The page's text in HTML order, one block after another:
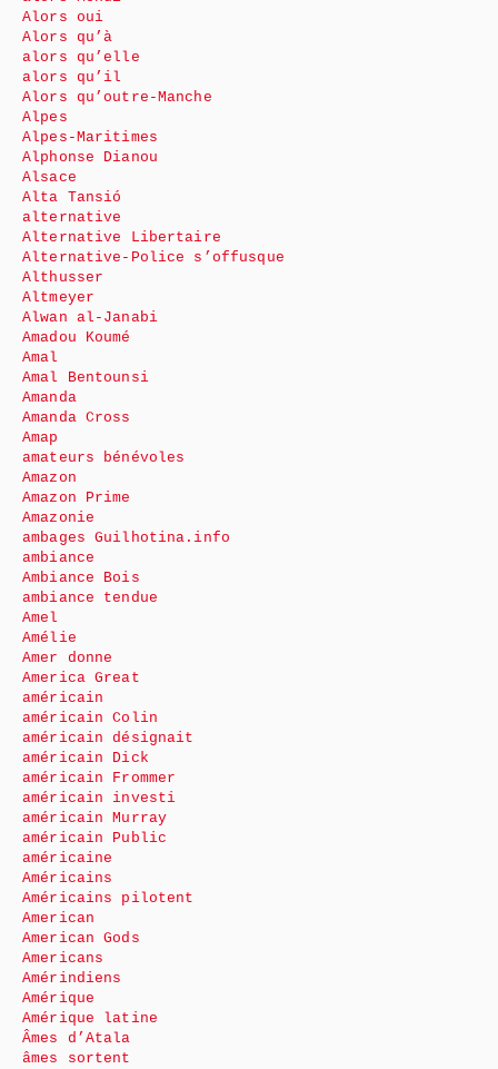
Alors oui
Alors qu’à
alors qu’elle
alors qu’il
Alors qu’outre-Manche
Alpes
Alpes-Maritimes
Alphonse Dianou
Alsace
Alta Tansió
alternative
Alternative Libertaire
Alternative-Police s’offusque
Althusser
Altmeyer
Alwan al-Janabi
Amadou Koumé
Amal
Amal Bentounsi
Amanda
Amanda Cross
Amap
amateurs bénévoles
Amazon
Amazon Prime
Amazonie
ambages Guilhotina.info
ambiance
Ambiance Bois
ambiance tendue
Amel
Amélie
Amer donne
America Great
américain
américain Colin
américain désignait
américain Dick
américain Frommer
américain investi
américain Murray
américain Public
américaine
Américains
Américains pilotent
American
American Gods
Americans
Amérindiens
Amérique
Amérique latine
Âmes d’Atala
âmes sortent